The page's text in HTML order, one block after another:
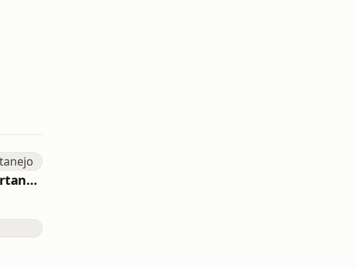
Hunter.FM - Sertanejo